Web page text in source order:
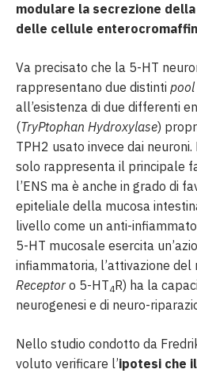
modulare la secrezione
delle cellule
Va precisato che la 5-HT
rappresentano due distinti pool
all’esistenza di due differenti
(TryPtophan Hydroxylase)
TPH2 usato invece dai
solo rappresenta il principale
l’ENS ma è anche in grado di
epiteliale della mucosa
livello come un anti-
5-HT mucosale esercita
infiammatoria, l’attivazione
Receptor o 5-HT4R) ha la
neurogenesi e di neuro-
Nello studio condotto da
voluto verificare l’ipotesi che